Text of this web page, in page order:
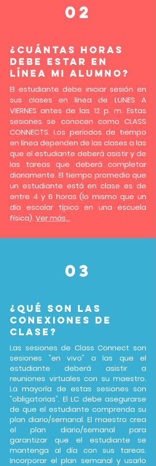
02
¿CUÁNTAS HORAS
DEBE ESTAR EN
LÍNEA MI ALUMNO?
El estudiante debe iniciar sesión en
sus clases en línea de LUNES A
VIERNES antes de las 12 p. m. Estas
sesiones se conocen como CLASS
CONNECTS. Los períodos de tiempo
en línea dependen de las clases a las
que el estudiante deberá asistir y de
las tareas que deberá completar
diariamente. El tiempo promedio que
un estudiante está en clase es de
entre 4 y 6 horas (lo mismo que un
día escolar típico en una escuela
física). Ver más...
03
¿Qué son las
conexiones de
clase?
Las sesiones de Class Connect son
sesiones "en vivo" a las que el
estudiante deberá asistir a
reuniones virtuales con su maestro.
La mayoría de estas sesiones son
"obligatorias". El LC debe asegurarse
de que el estudiante comprenda su
plan diario/semanal. El maestro crea
el plan diario/semanal para
garantizar que el estudiante se
mantenga al día con sus tareas.
Incorporar el plan semanal y usarlo